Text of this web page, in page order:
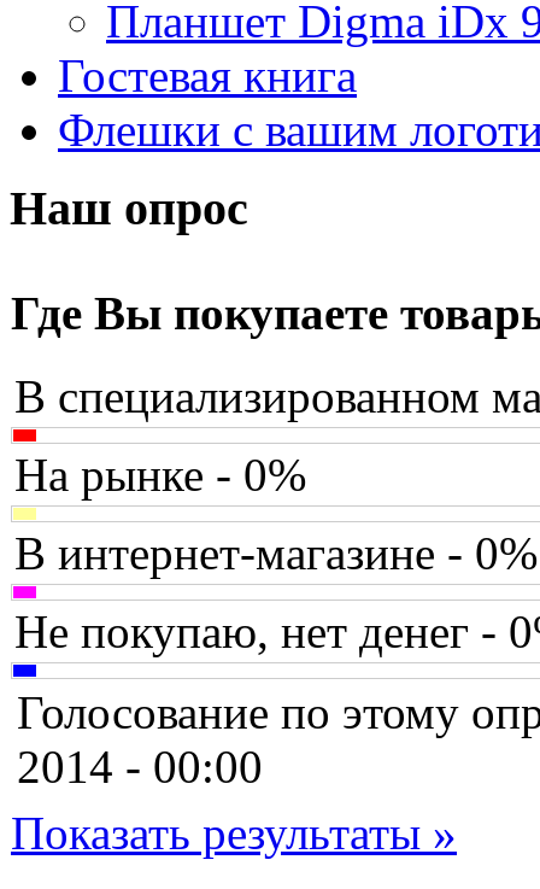
Apple(4)
Apriori
Archos
Armaggeddon
Assistant
Asus(1)
Barnes&noble
Brain
Brava(4)
Canyon
Cbr
Chicony
Codegen
Cooler master
Cube
Cyborg
Планшет Digma iDx
Гостевая книга
Флешки с вашим
Наш опрос
Где Вы покупаете
В специализированном
На рынке - 0%
В интернет-магазине - 0%
Не покупаю, нет денег -
Голосование по этому
2014 - 00:00
Показать результаты »